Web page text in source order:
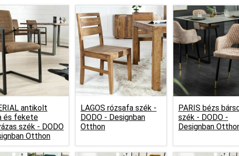
antikolt
és fekete
szék - DODO
Otthon
LAGOS rózsafa szék -
DODO - Designban
Otthon
PARIS bézs
szék - DODO -
Designban